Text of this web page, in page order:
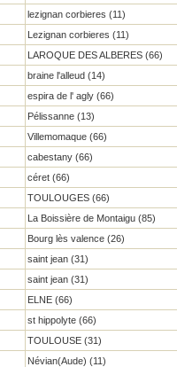
lezignan corbieres (11)
Lezignan corbieres (11)
LAROQUE DES ALBERES (66)
braine l'alleud (14)
espira de l' agly (66)
Pélissanne (13)
Villemomaque (66)
cabestany (66)
céret (66)
TOULOUGES (66)
La Boissière de Montaigu (85)
Bourg lès valence (26)
saint jean (31)
saint jean (31)
ELNE (66)
st hippolyte (66)
TOULOUSE (31)
Névian(Aude) (11)